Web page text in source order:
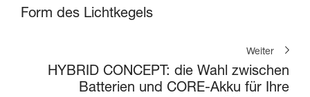
Form des Lichtkegels
Weiter
HYBRID CONCEPT: die Wahl zwischen
Batterien und CORE-Akku für Ihre